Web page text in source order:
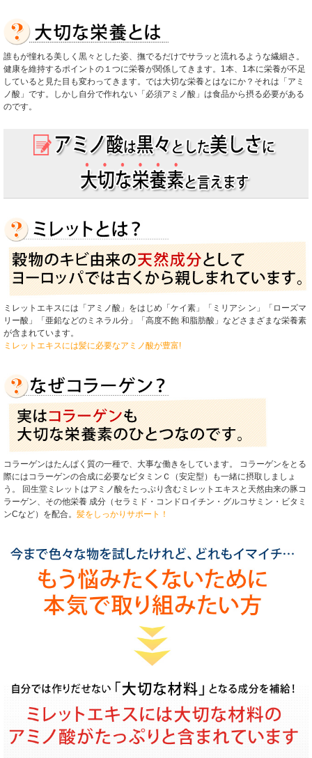
誰もが憧れる美しく黒々とした姿、撫でるだけでサラッと流れるような繊細さ。
健康を維持するポイントの１つに栄養が関係してきます。1本、1本に栄養が不足
していると見た目も変わってきます。では大切な栄養とはなにか？それは「アミ
ノ酸」です。しかし自分で作れない「必須アミノ酸」は食品から摂る必要がある
のです。
ミレットエキスには「アミノ酸」をはじめ「ケイ素」「ミリアシ ン」「ローズマ
リー酸」「亜鉛などのミネラル分」「高度不飽 和脂肪酸」などさまざまな栄養素
が含まれています。
ミレットエキスには髪に必要なアミノ酸が豊富!
コラーゲンはたんぱく質の一種で、大事な働きをしています。 コラーゲンをとる
際にはコラーゲンの合成に必要なビタミンＣ（安定型）も一緒に摂取しましょ
う。 回生堂ミレットはアミノ酸をたっぷり含むミレットエキスと天然由来の豚コ
ラーゲン、その他栄養 成分（セラミド・コンドロイチン・グルコサミン・ビタミ
ンCなど）を配合。 髪をしっかりサポート！